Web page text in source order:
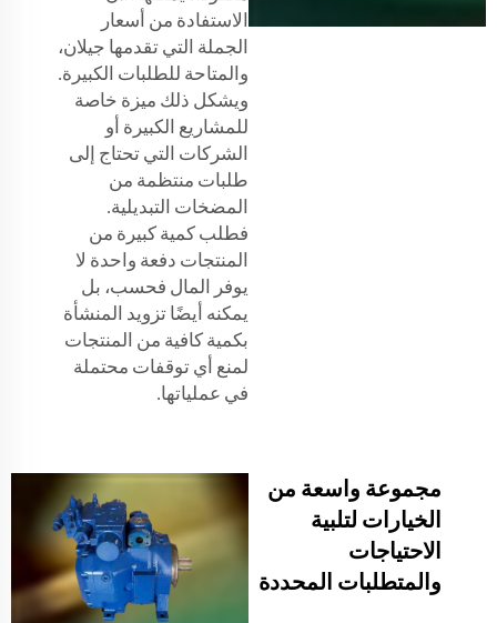
الاستفادة من أسعار
الجملة التي تقدمها جيلان،
والمتاحة للطلبات الكبيرة.
ويشكل ذلك ميزة خاصة
للمشاريع الكبيرة أو
الشركات التي تحتاج إلى
طلبات منتظمة من
المضخات التبديلية.
فطلب كمية كبيرة من
المنتجات دفعة واحدة لا
يوفر المال فحسب، بل
يمكنه أيضًا تزويد المنشأة
بكمية كافية من المنتجات
لمنع أي توقفات محتملة
في عملياتها.
مجموعة واسعة من
الخيارات لتلبية
الاحتياجات
والمتطلبات المحددة